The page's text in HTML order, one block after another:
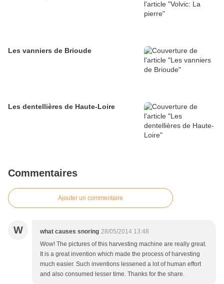
Les vanniers de Brioude
Les dentellières de Haute-Loire
Commentaires
Ajouter un commentaire
W what causes snoring 28/05/2014 13:48
Wow! The pictures of this harvesting machine are really great.
It is a great invention which made the process of harvesting
much easier. Such inventions lessened a lot of human effort
and also consumed lesser time. Thanks for the share.